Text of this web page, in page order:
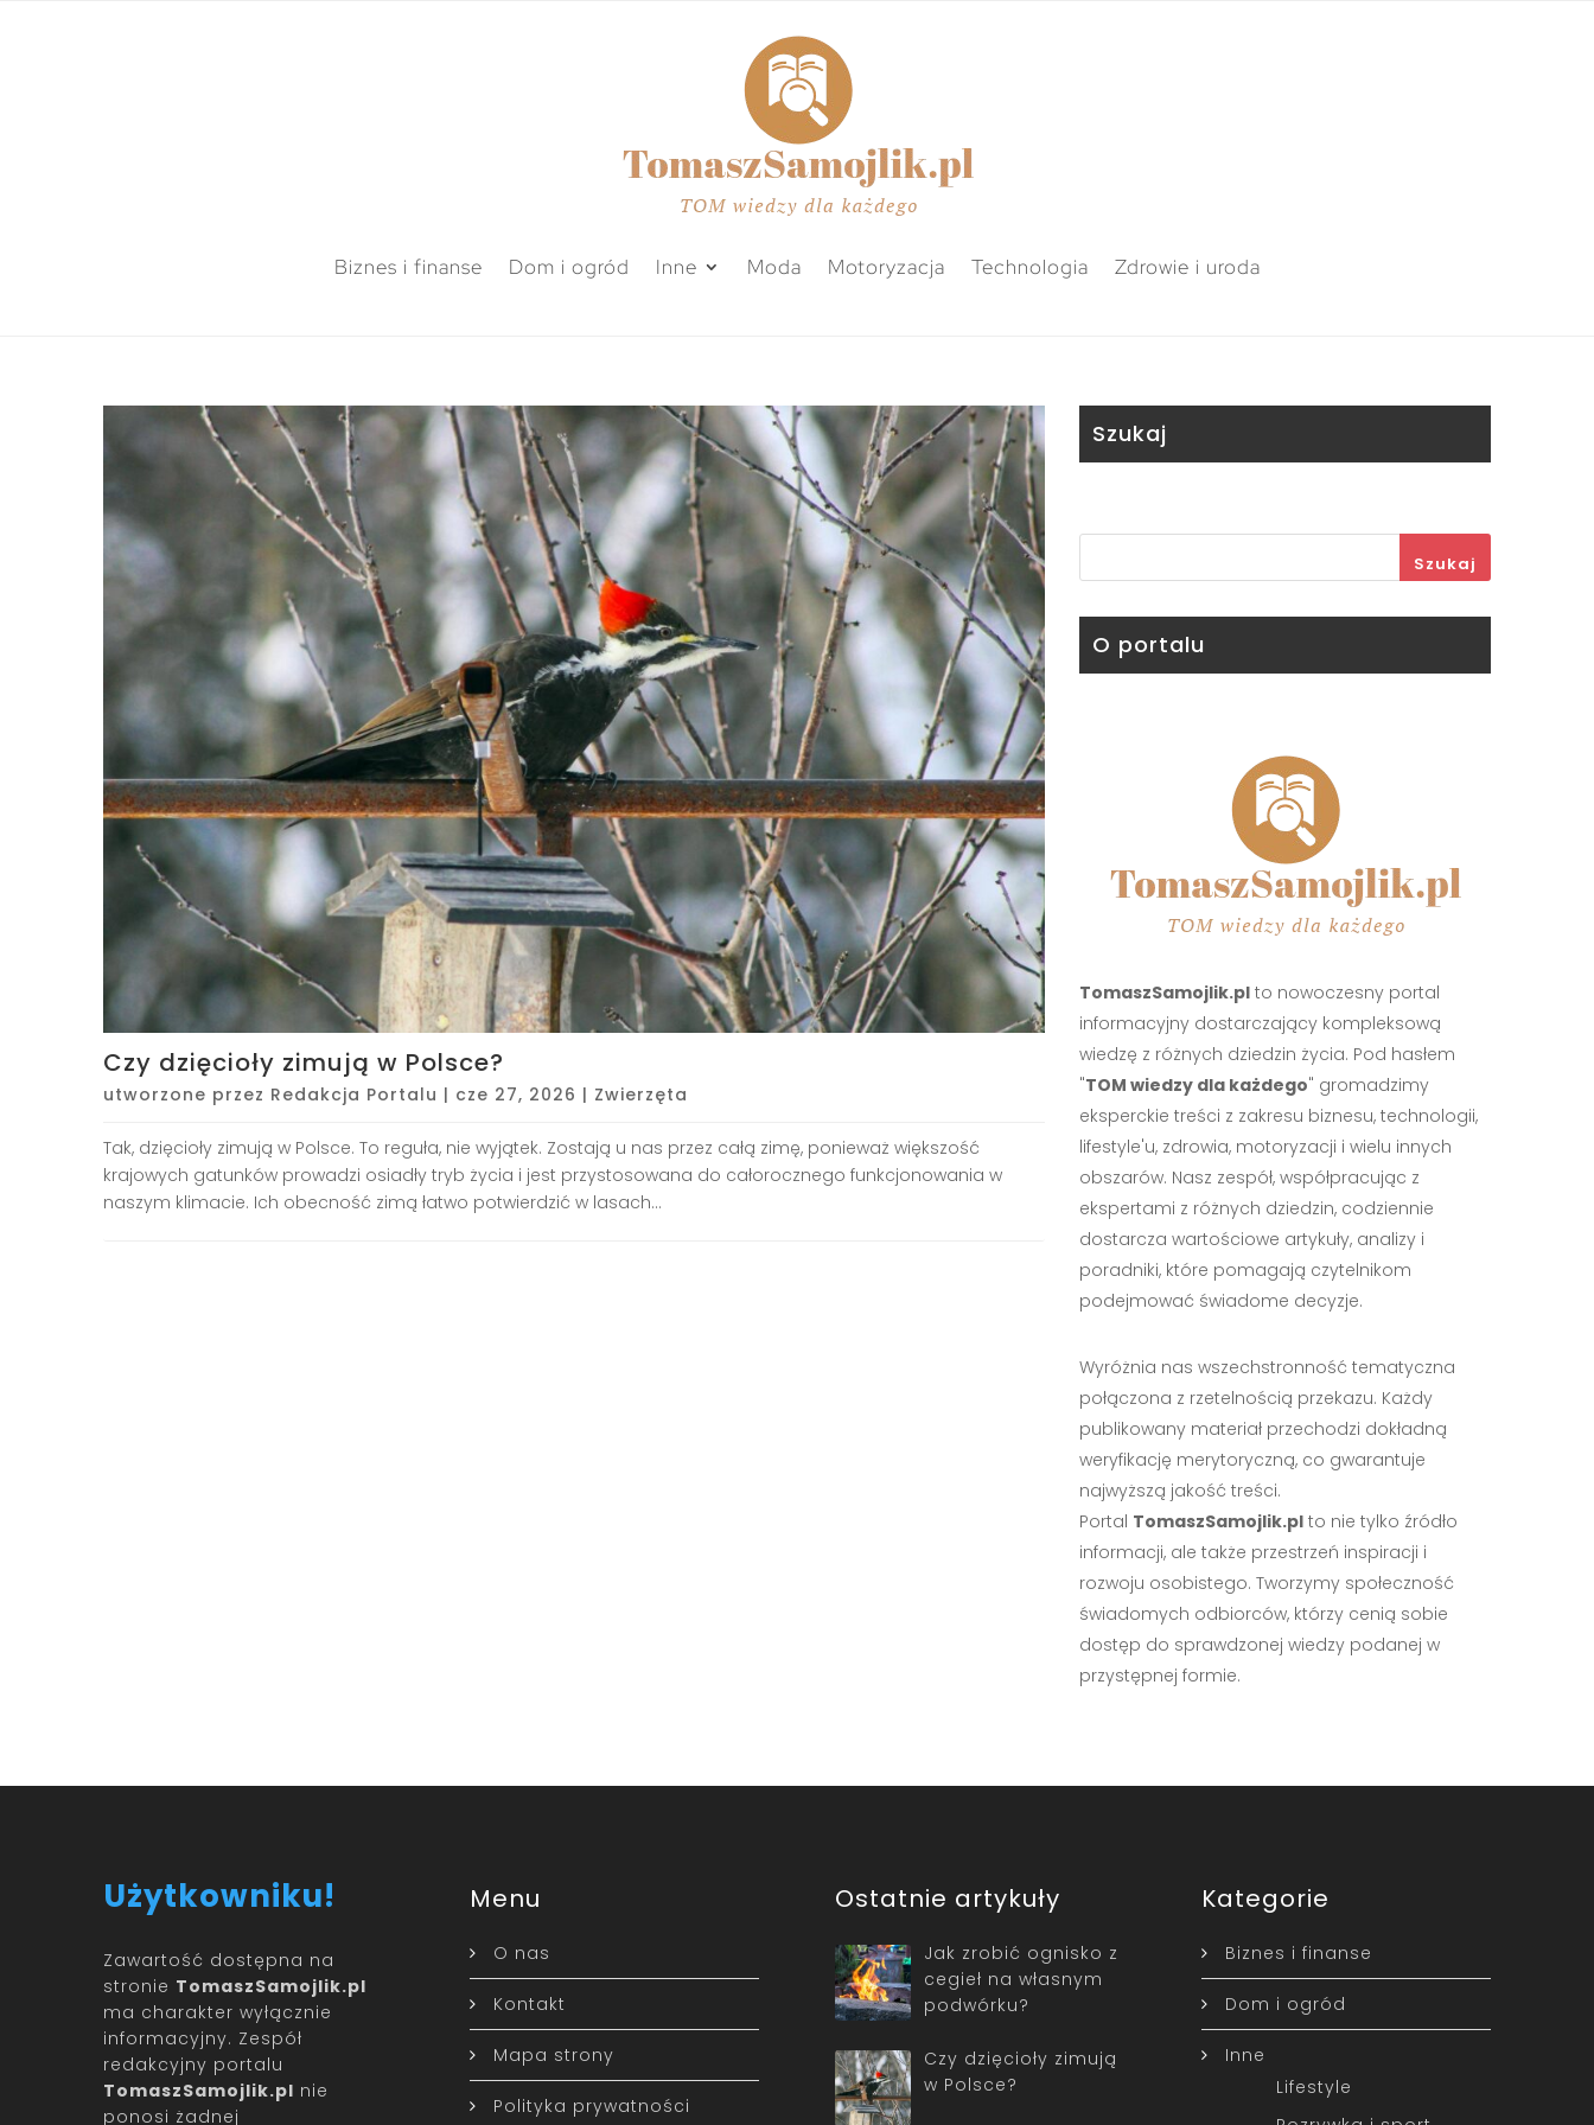
Biznes i finanse Dom i ogród Inne Moda Motoryzacja Technologia Zdrowie i uroda
Czy dzięcioły zimują w Polsce?
utworzone przez Redakcja Portalu | cze 27, 2026 | Zwierzęta
Tak, dzięcioły zimują w Polsce. To reguła, nie wyjątek. Zostają u nas przez całą zimę, ponieważ większość
krajowych gatunków prowadzi osiadły tryb życia i jest przystosowana do całorocznego funkcjonowania w
naszym klimacie. Ich obecność zimą łatwo potwierdzić w lasach...
Szukaj
Szukaj
O portalu
TomaszSamojlik.plto nowoczesny portal
informacyjny dostarczający kompleksową
wiedzę z różnych dziedzin życia. Pod hasłem
"TOM wiedzy dla każdego" gromadzimy
eksperckie treści z zakresu biznesu, technologii,
lifestyle'u, zdrowia, motoryzacji i wielu innych
obszarów. Nasz zespół, współpracując z
ekspertami z różnych dziedzin, codziennie
dostarcza wartościowe artykuły, analizy i
poradniki, które pomagają czytelnikom
podejmować świadome decyzje.
Wyróżnia nas wszechstronność tematyczna
połączona z rzetelnością przekazu. Każdy
publikowany materiał przechodzi dokładną
weryfikację merytoryczną, co gwarantuje
najwyższą jakość treści.
Portal TomaszSamojlik.plto nie tylko źródło
informacji, ale także przestrzeń inspiracji i
rozwoju osobistego. Tworzymy społeczność
świadomych odbiorców, którzy cenią sobie
dostęp do sprawdzonej wiedzy podanej w
przystępnej formie.
Użytkowniku!
Zawartość dostępna na
stronie TomaszSamojlik.pl
ma charakter wyłącznie
informacyjny. Zespół
redakcyjny portalu
TomaszSamojlik.pl nie
ponosi żadnej
Menu
O nas
Kontakt
Mapa strony
Polityka prywatności
Ostatnie artykuły
Jak zrobić ognisko z
cegieł na własnym
podwórku?
Czy dzięcioły zimują
w Polsce?
Kategorie
Biznes i finanse
Dom i ogród
Inne
Lifestyle